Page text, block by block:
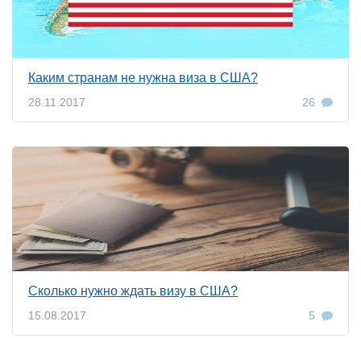
Каким странам не нужна виза в США?
28.11.2017 26
Сколько нужно ждать визу в США?
15.08.2017 5